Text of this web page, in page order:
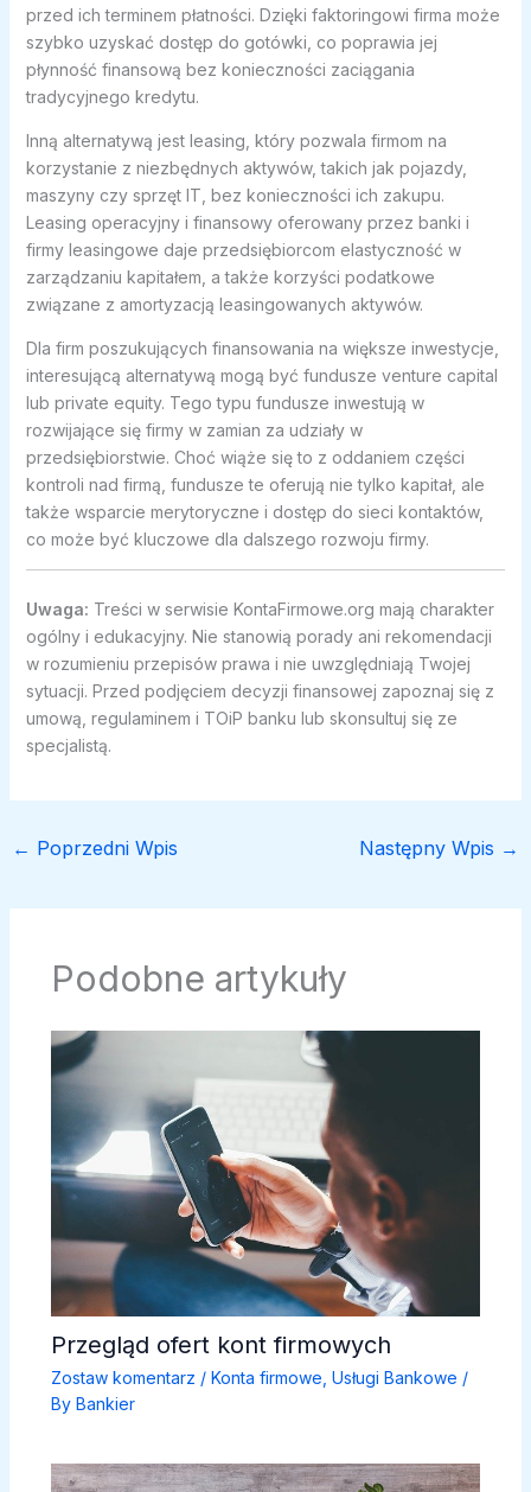
przed ich terminem płatności. Dzięki faktoringowi firma może
szybko uzyskać dostęp do gotówki, co poprawia jej
płynność finansową bez konieczności zaciągania
tradycyjnego kredytu.
Inną alternatywą jest leasing, który pozwala firmom na
korzystanie z niezbędnych aktywów, takich jak pojazdy,
maszyny czy sprzęt IT, bez konieczności ich zakupu.
Leasing operacyjny i finansowy oferowany przez banki i
firmy leasingowe daje przedsiębiorcom elastyczność w
zarządzaniu kapitałem, a także korzyści podatkowe
związane z amortyzacją leasingowanych aktywów.
Dla firm poszukujących finansowania na większe inwestycje,
interesującą alternatywą mogą być fundusze venture capital
lub private equity. Tego typu fundusze inwestują w
rozwijające się firmy w zamian za udziały w
przedsiębiorstwie. Choć wiąże się to z oddaniem części
kontroli nad firmą, fundusze te oferują nie tylko kapitał, ale
także wsparcie merytoryczne i dostęp do sieci kontaktów,
co może być kluczowe dla dalszego rozwoju firmy.
Uwaga: Treści w serwisie KontaFirmowe.org mają charakter
ogólny i edukacyjny. Nie stanowią porady ani rekomendacji
w rozumieniu przepisów prawa i nie uwzględniają Twojej
sytuacji. Przed podjęciem decyzji finansowej zapoznaj się z
umową, regulaminem i TOiP banku lub skonsultuj się ze
specjalistą.
← Poprzedni Wpis Następny Wpis →
Podobne artykuły
Przegląd ofert kont firmowych
Zostaw komentarz / Konta firmowe Usługi Bankowe /
By Bankier